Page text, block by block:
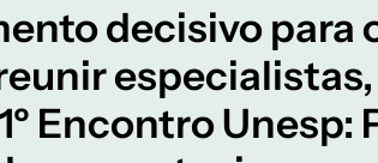
decisivo para
Encontro Unesp: